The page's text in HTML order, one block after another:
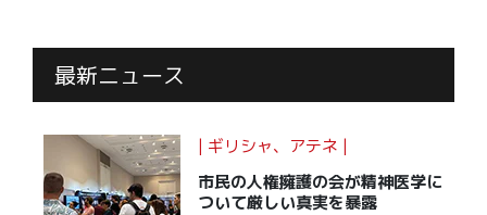
最新ニュース
| ギリシャ、アテネ |
市民の人権擁護の会が精神医学に
ついて厳しい真実を暴露